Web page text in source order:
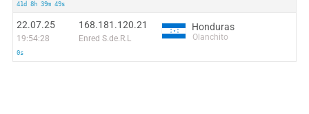
41d 8h 39m 49s
22.07.25
19:54:28
0s
168.181.120.21
Enred S.de.R.L
Honduras
Olanchito